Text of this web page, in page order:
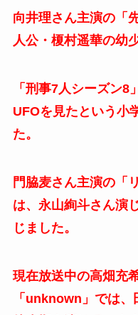
向井理さん主演の「
人公・榎村遥華の幼
「刑事7人シーズン
UFOを見たという小
た。
門脇麦さん主演の「
は、永山絢斗さん演
じました。
現在放送中の高畑充
「unknown」では